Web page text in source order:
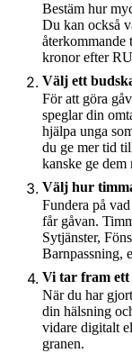
Bestäm hur
Du kan också
återkommande
kronor efter
Välj ett
För att göra
speglar din
hjälpa unga
du ge mer tid
kanske ge
Välj hur
Fundera på
får gåvan.
Sytjänster,
Barnpassning,
Vi tar fram
När du har
din hälsning
vidare digitalt
granen.